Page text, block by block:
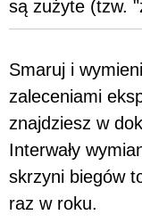
są zużyte (tzw.
Smaruj i
zaleceniami
znajdziesz w
Interwały
skrzyni biegów
raz w roku.